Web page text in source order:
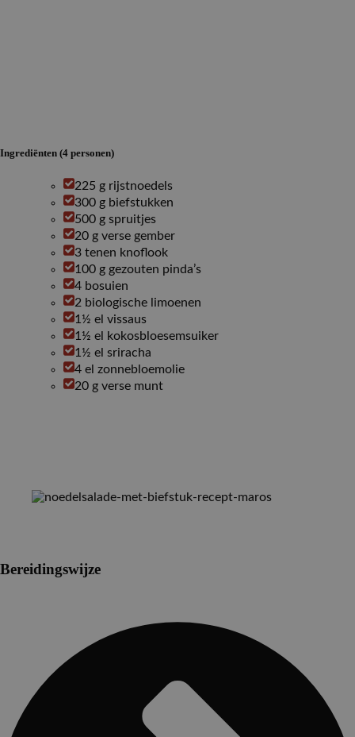
Ingrediënten (4 personen)
225 g rijstnoedels
300 g biefstukken
500 g spruitjes
20 g verse gember
3 tenen knoflook
100 g gezouten pinda’s
4 bosuien
2 biologische limoenen
1½ el vissaus
1½ el kokosbloesemsuiker
1½ el sriracha
4 el zonnebloemolie
20 g verse munt
Bereidingswijze